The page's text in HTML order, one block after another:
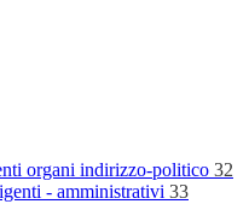
organi indirizzo-politico 32
- amministrativi 33